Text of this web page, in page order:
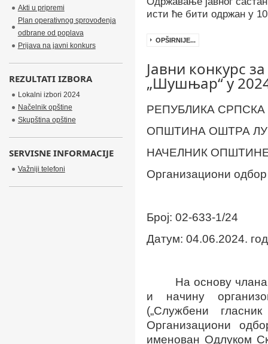
исти ће бити одржан у
OPŠIRNIJE...
Јавни конкурс
„Шушњар“ у
РЕПУБЛИКА СРПСКА
ОПШТИНА ОШТРА
НАЧЕЛНИК
Организациони
Број: 02-633-1/24
Датум: 04.06.2024.
На основу
и начину
(„Службени
Организациони
именован Одлуком
Akti u pripremi
Plan operativnog sprovođenja
odbrane od poplava
Prijava na javni konkurs
REZULTATI IZBORA
Lokalni izbori 2024
Načelnik opštine
Skupština opštine
SERVISNE INFORMACIJE
Važniji telefoni